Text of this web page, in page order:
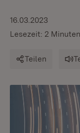
16.03.2023
Lesezeit: 2 Minuten
Teilen